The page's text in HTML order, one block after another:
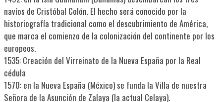
navíos de Cristóbal Colón. El hecho será conocido por la
historiografía tradicional como el descubrimiento de América,
que marca el comienzo de la colonización del continente por los
europeos.
1535: Creación del Virreinato de la Nueva España por la Real
cédula
1570: en la Nueva España (México) se funda la Villa de nuestra
Señora de la Asunción de Zalaya (la actual Celaya).